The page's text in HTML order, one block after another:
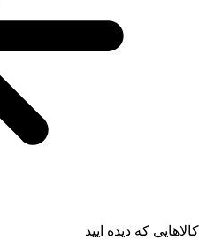
کالاهایی که دیده ایید